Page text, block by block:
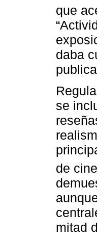
que
daba
se
de
mitad